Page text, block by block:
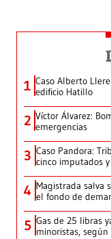
1 Caso Alberto
edificio Hatillo
2 Víctor Álvarez:
emergencias
3 Caso Pandora:
cinco imputados
4 Magistrada salva
el fondo de
5 Gas de 25 libras
minoristas, según